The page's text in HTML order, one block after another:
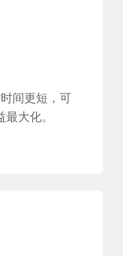
间更短，可
大化。